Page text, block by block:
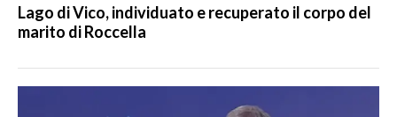
Lago di Vico, individuato e recuperato il corpo del
marito di Roccella